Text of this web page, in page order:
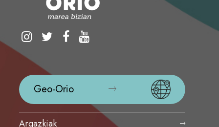
Geo-Orio
Argazkiak